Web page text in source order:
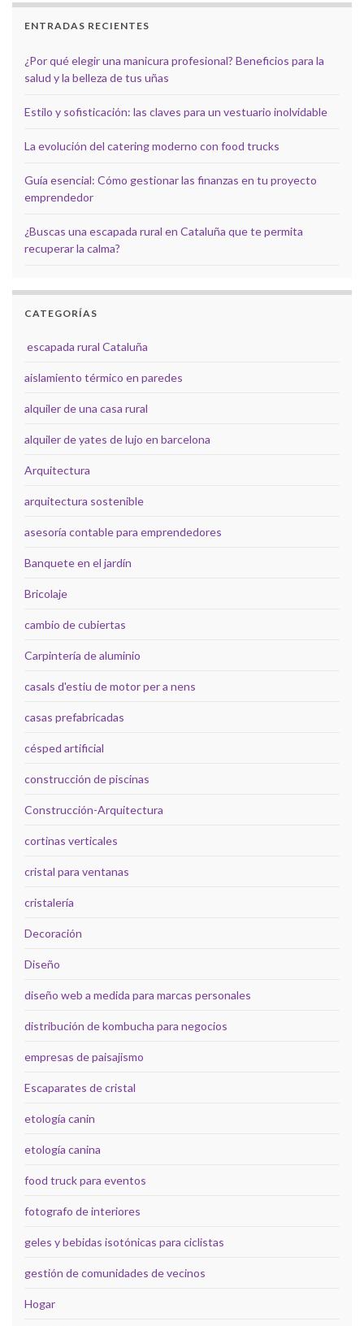
ENTRADAS RECIENTES
¿Por qué elegir una manicura profesional? Beneficios para la
salud y la belleza de tus uñas
Estilo y sofisticación: las claves para un vestuario inolvidable
La evolución del catering moderno con food trucks
Guía esencial: Cómo gestionar las finanzas en tu proyecto
emprendedor
¿Buscas una escapada rural en Cataluña que te permita
recuperar la calma?
CATEGORÍAS
escapada rural Cataluña
aislamiento térmico en paredes
alquiler de una casa rural
alquiler de yates de lujo en barcelona
Arquitectura
arquitectura sostenible
asesoría contable para emprendedores
Banquete en el jardín
Bricolaje
cambio de cubiertas
Carpintería de aluminio
casals d'estiu de motor per a nens
casas prefabricadas
césped artificial
construcción de piscinas
Construcción-Arquitectura
cortinas verticales
cristal para ventanas
cristalería
Decoración
Diseño
diseño web a medida para marcas personales
distribución de kombucha para negocios
empresas de paisajismo
Escaparates de cristal
etología canin
etología canina
food truck para eventos
fotografo de interiores
geles y bebidas isotónicas para ciclistas
gestión de comunidades de vecinos
Hogar